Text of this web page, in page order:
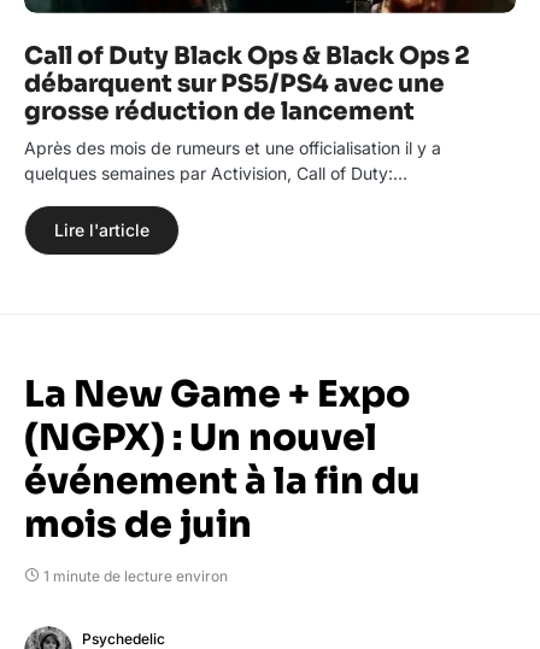
Call of Duty Black Ops & Black Ops 2
débarquent sur PS5/PS4 avec une
grosse réduction de lancement
Après des mois de rumeurs et une officialisation il y a
quelques semaines par Activision, Call of Duty:…
Lire l'article
La New Game + Expo
(NGPX) : Un nouvel
événement à la fin du
mois de juin
1 minute de lecture environ
Psychedelic